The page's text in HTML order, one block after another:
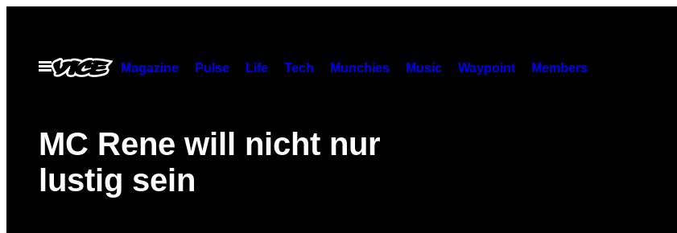
contentOpen
Menu
Magazine Pulse Life Tech Munchies Music Waypoint Members
MC Rene will nicht nur
lustig sein